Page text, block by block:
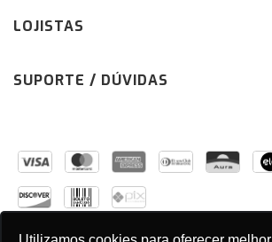
LOJISTAS
SUPORTE / DÚVIDAS